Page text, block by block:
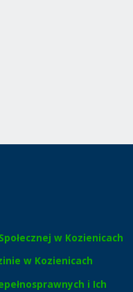
w Kozienicach
w Kozienicach
i Ich